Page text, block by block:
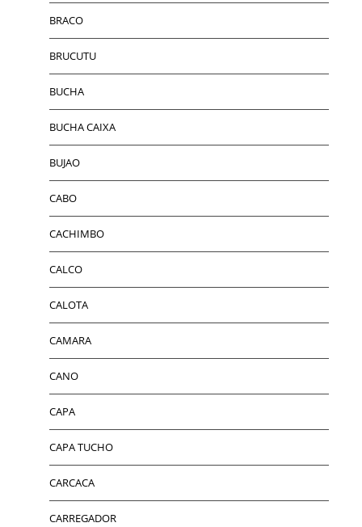
BRACO
BRUCUTU
BUCHA
BUCHA CAIXA
BUJAO
CABO
CACHIMBO
CALCO
CALOTA
CAMARA
CANO
CAPA
CAPA TUCHO
CARCACA
CARREGADOR